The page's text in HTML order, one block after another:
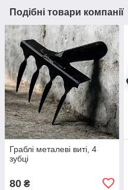
Подібні товари компанії
Граблі металеві виті, 4
зубці
80 ₴